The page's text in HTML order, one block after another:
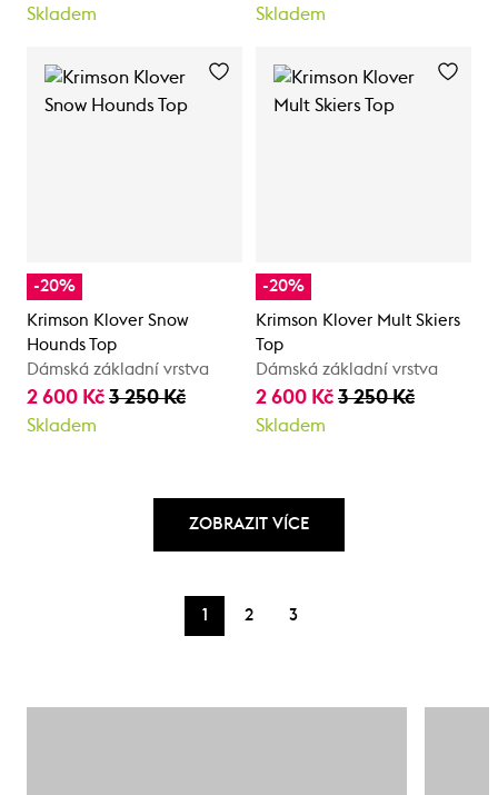
Skladem Skladem
-20%
Krimson Klover Snow
Hounds Top
Dámská základní vrstva
2 600 Kč 3 250 Kč
Skladem
-20%
Krimson Klover Mult Skiers
Top
Dámská základní vrstva
2 600 Kč 3 250 Kč
Skladem
ZOBRAZIT VÍCE
1 2 3